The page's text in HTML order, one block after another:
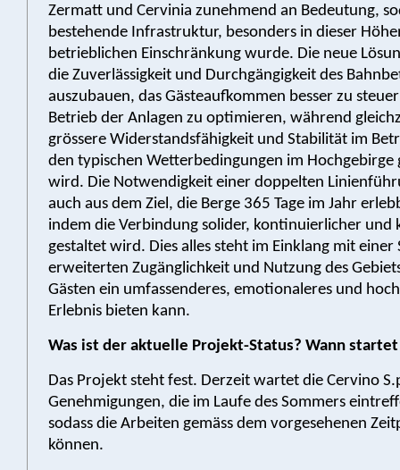
Zermatt und Cervinia zunehmend an Bedeutung,
bestehende Infrastruktur, besonders in dieser
betrieblichen Einschränkung wurde. Die neue
die Zuverlässigkeit und Durchgängigkeit des
auszubauen, das Gästeaufkommen besser zu
Betrieb der Anlagen zu optimieren, während
grössere Widerstandsfähigkeit und Stabilität im
den typischen Wetterbedingungen im Hochgebirge
wird. Die Notwendigkeit einer doppelten
auch aus dem Ziel, die Berge 365 Tage im Jahr
indem die Verbindung solider, kontinuierlicher und
gestaltet wird. Dies alles steht im Einklang mit einer
erweiterten Zugänglichkeit und Nutzung des
Gästen ein umfassenderes, emotionaleres und
Erlebnis bieten kann.
Was ist der aktuelle Projekt-Status? Wann startet
Das Projekt steht fest. Derzeit wartet die Cervino
Genehmigungen, die im Laufe des Sommers
sodass die Arbeiten gemäss dem vorgesehenen
können.